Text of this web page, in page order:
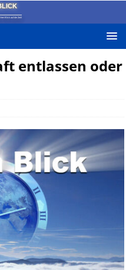
Blick auf die Zeit!
entlassen oder